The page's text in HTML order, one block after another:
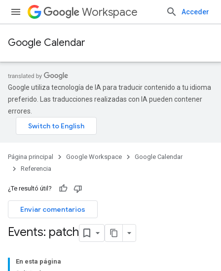
Workspace Acceder
Google Calendar
Google utiliza tecnología de IA para traducir contenido a tu idioma
preferido. Las traducciones realizadas con IA pueden contener
errores.
Página principal Google Workspace
Google Calendar
Referencia
¿Te resultó útil?
Enviar comentarios
Events: patch
En esta página